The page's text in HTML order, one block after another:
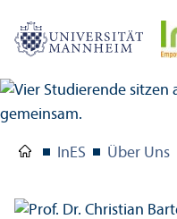
InES Über Uns